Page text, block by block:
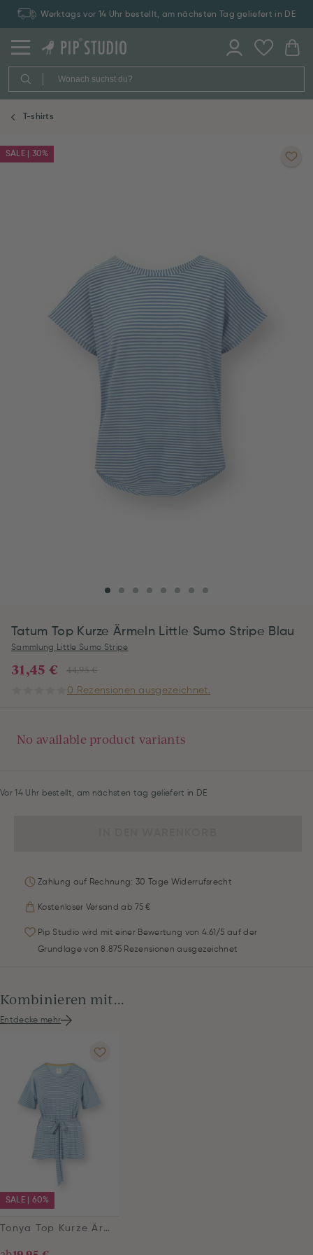
Werktags vor 14 Uhr bestellt, am nächsten Tag geliefert in DE
T-shirts
SALE | 30%
Tatum Top Kurze Ärmeln Little Sumo Stripe Blau
Sammlung Little Sumo Stripe
44,95 €
31,45 €
0 Rezensionen ausgezeichnet.
No available product variants
Vor 14 Uhr bestellt, am nächsten tag geliefert in DE
Zahlung auf Rechnung: 30 Tage Widerrufsrecht
Kostenloser Versand ab 75 €
Pip Studio wird mit einer Bewertung von 4.61/5 auf der
Grundlage von 8.875 Rezensionen ausgezeichnet
Kombinieren mit...
Entdecke mehr
SALE | 60%
Tonya Top Kurze Ärmeln Little Sumo Stripe Blau